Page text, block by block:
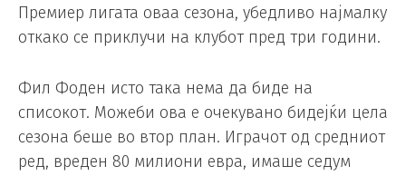
Премиер лигата оваа сезона, убедливо најмалку
откако се приклучи на клубот пред три години.
Фил Фоден исто така нема да биде на
списокот. Можеби ова е очекувано бидејќи цела
сезона беше во втор план. Играчот од средниот
ред, вреден 80 милиони евра, имаше седум